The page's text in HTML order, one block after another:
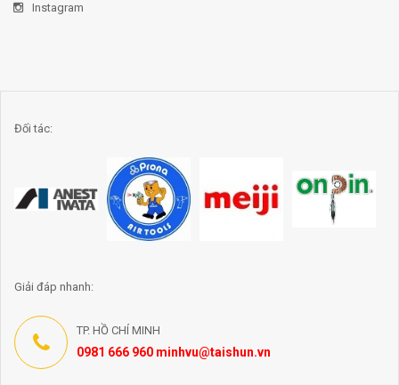
Instagram
Đối tác:
Giải đáp nhanh:
TP. HỒ CHÍ MINH
0981 666 960 minhvu@taishun.vn